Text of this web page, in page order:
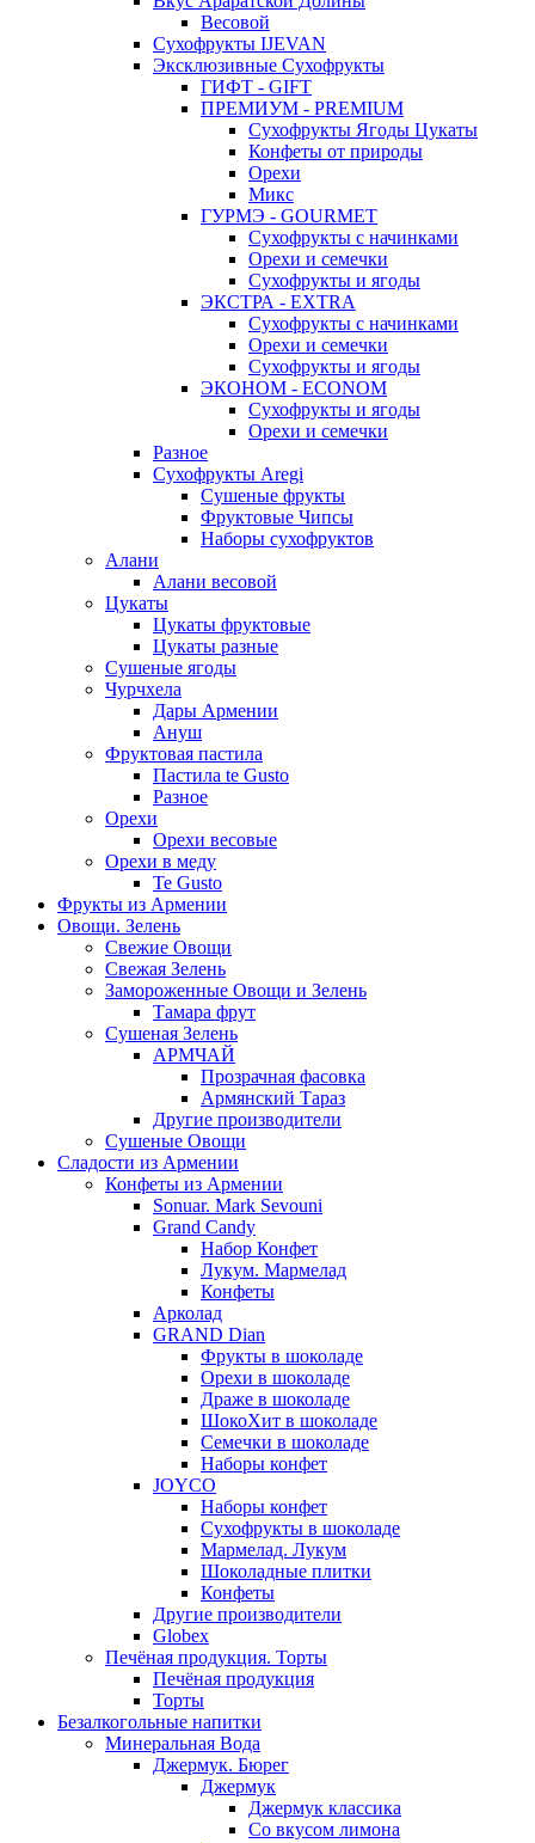
Весовой
Сухофрукты IJEVAN
Эксклюзивные Сухофрукты
ГИФТ - GIFT
ПРЕМИУМ - PREMIUM
Сухофрукты Ягоды Цукаты
Конфеты от природы
Орехи
Микс
ГУРМЭ - GOURMET
Сухофрукты с начинками
Орехи и семечки
Сухофрукты и ягоды
ЭКСТРА - EXTRA
Сухофрукты с начинками
Орехи и семечки
Сухофрукты и ягоды
ЭКОНОМ - ECONOM
Сухофрукты и ягоды
Орехи и семечки
Разное
Сухофрукты Aregi
Сушеные фрукты
Фруктовые Чипсы
Наборы сухофруктов
Алани
Алани весовой
Цукаты
Цукаты фруктовые
Цукаты разные
Сушеные ягоды
Чурчхела
Дары Армении
Ануш
Фруктовая пастила
Пастила te Gusto
Разное
Орехи
Орехи весовые
Орехи в меду
Te Gusto
Фрукты из Армении
Овощи. Зелень
Свежие Овощи
Свежая Зелень
Замороженные Овощи и Зелень
Тамара фрут
Сушеная Зелень
АРМЧАЙ
Прозрачная фасовка
Армянский Тараз
Другие производители
Сушеные Овощи
Сладости из Армении
Конфеты из Армении
Sonuar. Mark Sevouni
Grand Candy
Набор Конфет
Лукум. Мармелад
Конфеты
Арколад
GRAND Dian
Фрукты в шоколаде
Орехи в шоколаде
Драже в шоколаде
ШокоХит в шоколаде
Семечки в шоколаде
Наборы конфет
JOYCO
Наборы конфет
Сухофрукты в шоколаде
Мармелад. Лукум
Шоколадные плитки
Конфеты
Другие производители
Globex
Печёная продукция. Торты
Печёная продукция
Торты
Безалкогольные напитки
Минеральная Вода
Джермук. Бюрег
Джермук
Джермук классика
Со вкусом лимона